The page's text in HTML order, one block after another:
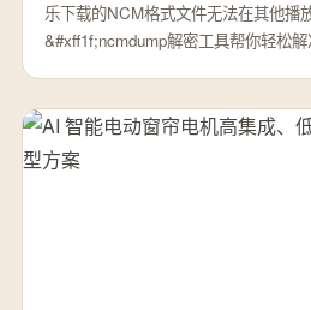
乐下载的NCM格式文件无法在其他播
&#xff1f;ncmdump解密工具帮你轻松